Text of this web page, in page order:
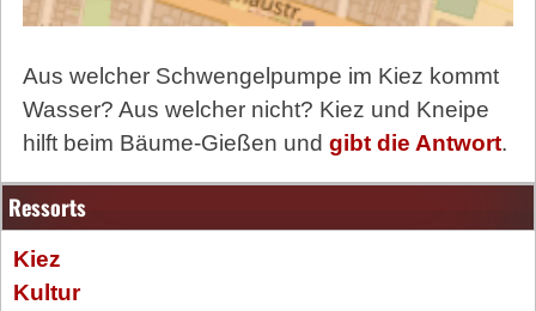
Aus welcher Schwengelpumpe im Kiez kommt
Wasser? Aus welcher nicht? Kiez und Kneipe
hilft beim Bäume-Gießen und gibt die Antwort.
Ressorts
Kiez
Kultur